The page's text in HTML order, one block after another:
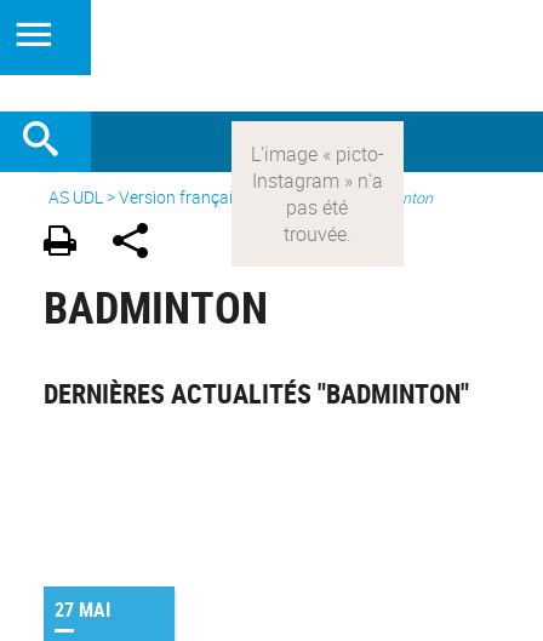
AS UDL>Version française > Les sports > Badminton
BADMINTON
DERNIÈRES ACTUALITÉS "BADMINTON"
27 MAI